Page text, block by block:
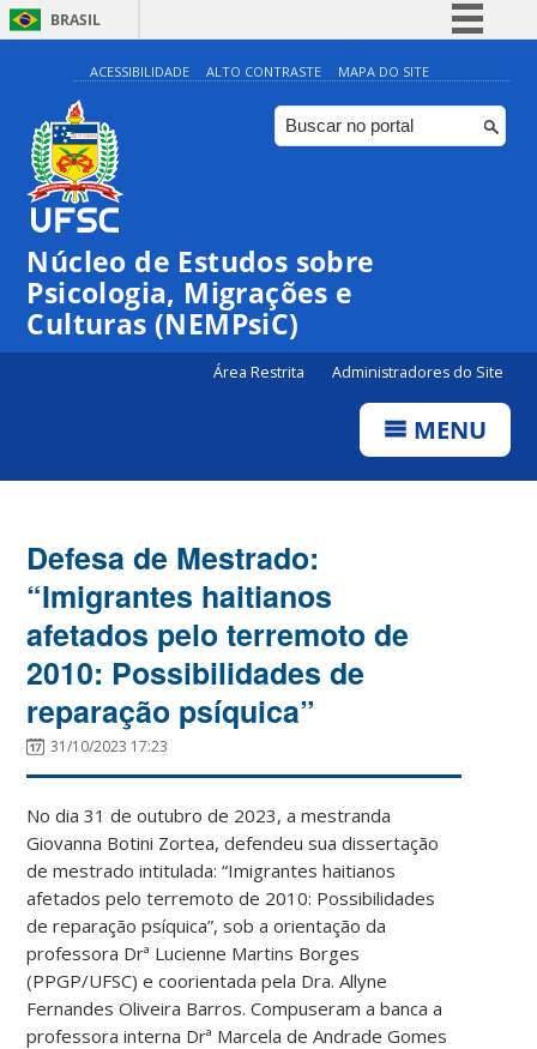
BRASIL
Simplifique!
Comunica BR
Participe
Canais
ACESSIBILIDADE ALTO CONTRASTE MAPA DO SITE
Núcleo de Estudos sobre
Psicologia, Migrações e
Culturas (NEMPsiC)
Área Restrita Administradores do Site
MENU
Defesa de Mestrado:
“Imigrantes haitianos
afetados pelo terremoto de
2010: Possibilidades de
reparação psíquica”
31/10/2023 17:23
No dia 31 de outubro de 2023, a mestranda
Giovanna Botini Zortea, defendeu sua dissertação
de mestrado intitulada: “Imigrantes haitianos
afetados pelo terremoto de 2010: Possibilidades
de reparação psíquica”, sob a orientação da
professora Drª Lucienne Martins Borges
(PPGP/UFSC) e coorientada pela Dra. Allyne
Fernandes Oliveira Barros. Compuseram a banca a
professora interna Drª Marcela de Andrade Gomes